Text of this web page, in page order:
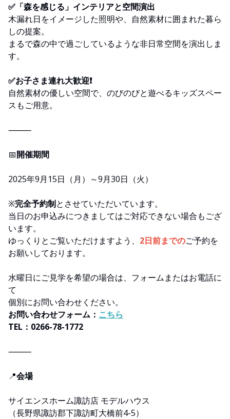
✅「森を感じる」インテリアと空間演出
木漏れ日をイメージした照明や、自然素材に囲まれた暮ら
しの提案。
まるで森の中で過ごしているような非日常空間を演出しま
す。
✅お子さま連れ大歓迎❗
自然素材の優しい空間で、のびのびと遊べるキッズスペー
スもご用意。
⸻
📅開催期間
2025年9月15日（月）～9月30日（火）
※完全予約制とさせていただいています。
当日のお申込みにつきましてはご対応できない場合もござ
います。
ゆっくりとご覧いただけますよう、 2日前までのご予約を
お願いしております。
水曜日にご見学を希望の場合は、フォームまたはお電話に
て
個別にお問い合わせください。
お問い合わせフォーム： こちら
TEL：0266-78-1772
⸻
📍会場
サイエンスホーム諏訪店 モデルハウス
（長野県諏訪郡下諏訪町大橋前4-5）